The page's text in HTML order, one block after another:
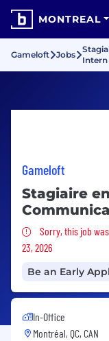
MONTREAL
Gameloft Jobs
Intern
Gameloft
Stagiaire
Sorry, this
Sorry, this job
23, 2026
Be an Early
In-Office
Montréal, QC, CAN